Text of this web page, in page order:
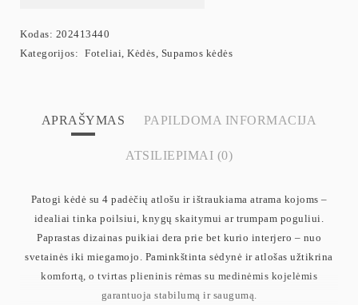
Kodas: 202413440
Kategorijos: Foteliai Kėdės Supamos kėdės
APRAŠYMAS PAPILDOMA INFORMACIJA
ATSILIEPIMAI (0)
Patogi kėdė su 4 padėčių atlošu ir ištraukiama atrama kojoms –
idealiai tinka poilsiui, knygų skaitymui ar trumpam poguliui.
Paprastas dizainas puikiai dera prie bet kurio interjero – nuo
svetainės iki miegamojo. Paminkštinta sėdynė ir atlošas užtikrina
komfortą, o tvirtas plieninis rėmas su medinėmis kojelėmis
garantuoja stabilumą ir saugumą.